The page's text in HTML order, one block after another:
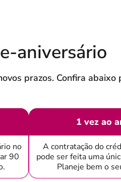
aniversário
prazos. Confira abaixo
no
90
1 vez ao
A contratação do
pode ser feita uma
Planeje bem o